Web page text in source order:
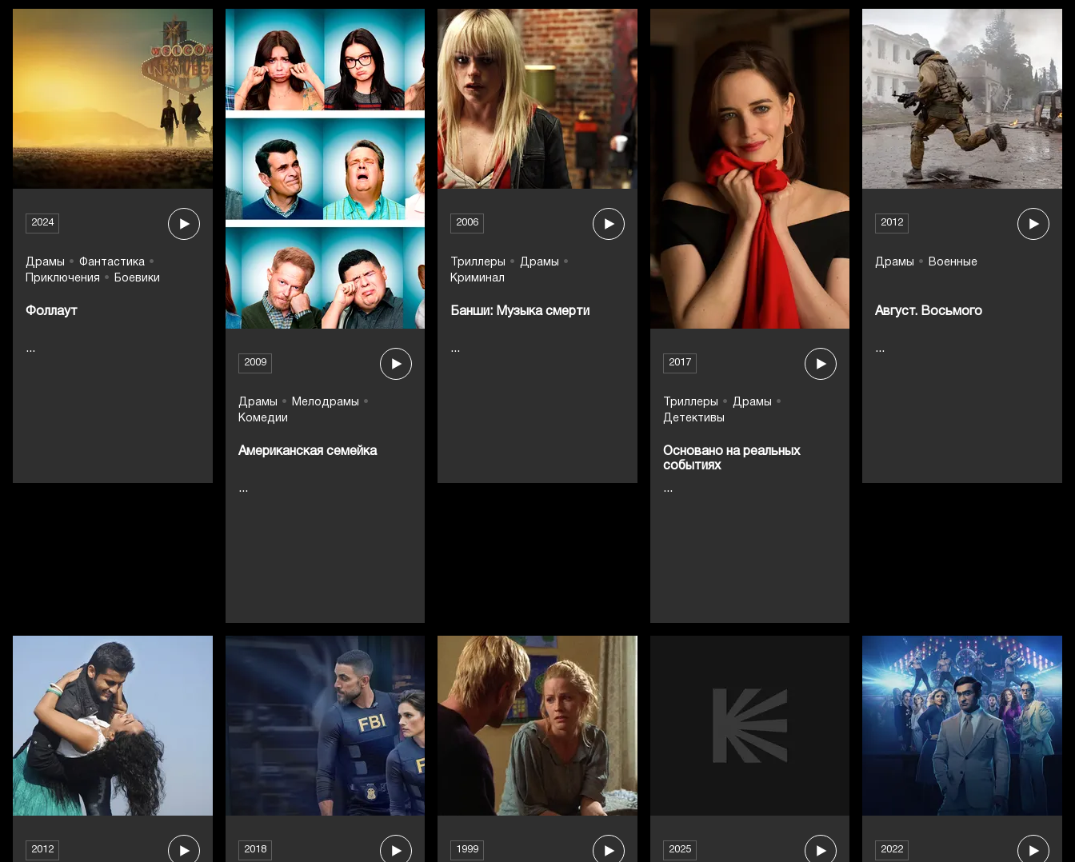
2024
Драмы
Фантастика
Приключения
Боевики
Фоллаут
...
2009
Драмы
Мелодрамы
Комедии
Американская семейка
...
2006
Триллеры
Драмы
Криминал
Банши: Музыка смерти
...
2017
Триллеры
Драмы
Детективы
Основано на реальных
событиях
...
2012
Драмы Военные
Август. Восьмого
...
2012 2018 1999 2025 2022